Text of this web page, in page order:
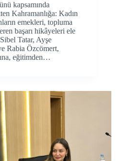
kapsamında
Kahramanlığa: Kadın
emekleri, topluma
başarı hikâyeleri ele
Tatar, Ayşe
Rabia Özcömert,
eğitimden…